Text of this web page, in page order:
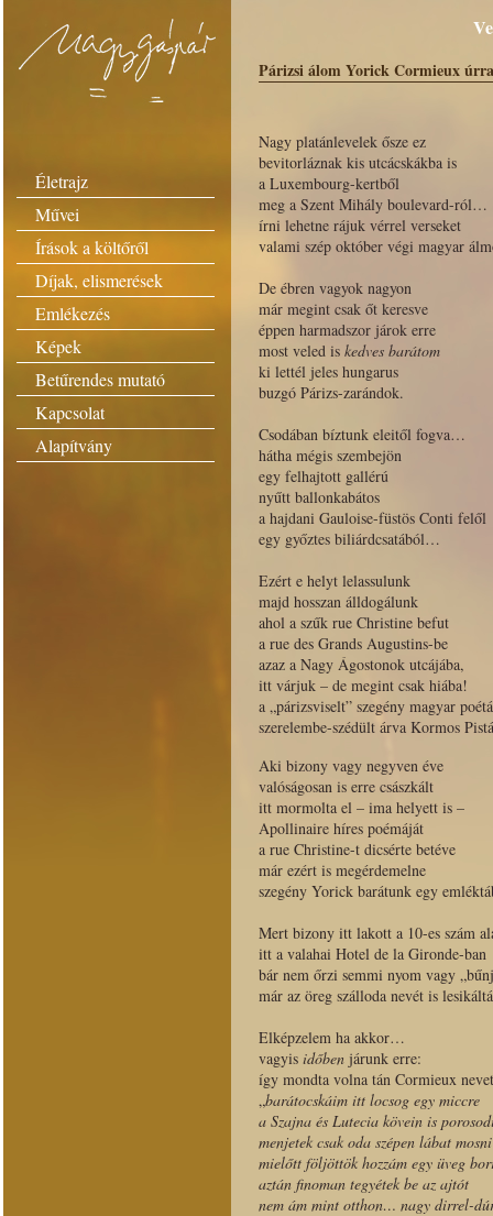
Életrajz
Művei
Írások a költőről
Díjak, elismerések
Emlékezés
Képek
Betűrendes mutató
Kapcsolat
Alapítvány
Párizsi álom Yorick Cormieux
Nagy platánlevelek ősze ez
bevitorláznak kis utcácskákba is
a Luxembourg-kertből
meg a Szent Mihály boulevard-ról…
írni lehetne rájuk vérrel verseket
valami szép október végi magyar
De ébren vagyok nagyon
már megint csak őt keresve
éppen harmadszor járok erre
most veled is kedves barátom
ki lettél jeles hungarus
buzgó Párizs-zarándok.
Csodában bíztunk eleitől fogva…
hátha mégis szembejön
egy felhajtott gallérú
nyűtt ballonkabátos
a hajdani Gauloise-füstös Conti felől
egy győztes biliárdcsatából…
Ezért e helyt lelassulunk
majd hosszan álldogálunk
ahol a szűk rue Christine befut
a rue des Grands Augustins-be
azaz a Nagy Ágostonok utcájába,
itt várjuk – de megint csak hiába!
a „párizsviselt” szegény magyar
szerelembe-szédült árva Kormos
Aki bizony vagy negyven éve
valóságosan is erre császkált
itt mormolta el – ima helyett is –
Apollinaire híres poémáját
a rue Christine-t dicsérte betéve
már ezért is megérdemelne
szegény Yorick barátunk egy
Mert bizony itt lakott a 10-es szám
itt a valahai Hotel de la Gironde-ban
bár nem őrzi semmi nyom vagy
már az öreg szálloda nevét is
Elképzelem ha akkor…
vagyis időben járunk erre:
így mondta volna tán Cormieux
„barátocskáim itt locsog egy miccre
a Szajna és Lutecia kövein is
menjetek csak oda szépen lábat mosni
mielőtt följöttök hozzám egy üveg
aztán finoman tegyétek be az ajtót
nem ám mint otthon… nagy dirrel-